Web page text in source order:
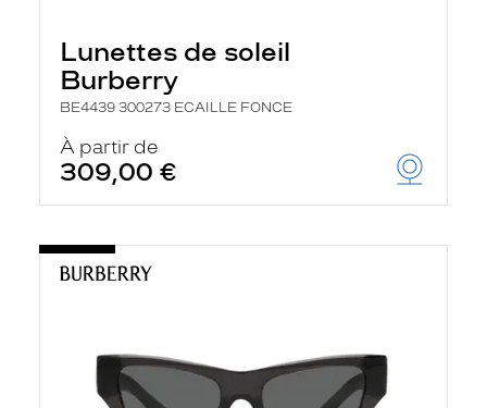
Lunettes de soleil
Burberry
BE4439 300273 ECAILLE FONCE
À partir de
309,00 €